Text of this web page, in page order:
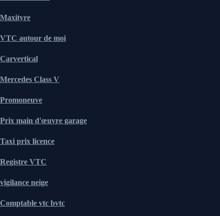
Maxityre
VTC autour de moi
Carvertical
Mercedes Class V
Promoneuve
Prix main d'œuvre garage
Taxi prix licence
Registre VTC
vigilance neige
Comptable vtc bvtc